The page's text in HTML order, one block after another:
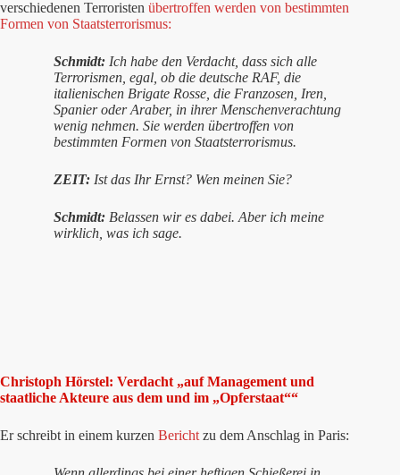
verschiedenen Terroristen übertroffen werden von bestimmten
Formen von Staatsterrorismus:
Schmidt: Ich habe den Verdacht, dass sich alle
Terrorismen, egal, ob die deutsche RAF, die
italienischen Brigate Rosse, die Franzosen, Iren,
Spanier oder Araber, in ihrer Menschenverachtung
wenig nehmen. Sie werden übertroffen von
bestimmten Formen von Staatsterrorismus.
ZEIT: Ist das Ihr Ernst? Wen meinen Sie?
Schmidt: Belassen wir es dabei. Aber ich meine
wirklich, was ich sage.
Christoph Hörstel: Verdacht „auf Management und
staatliche Akteure aus dem und im „Opferstaat““
Er schreibt in einem kurzen Bericht zu dem Anschlag in Paris: